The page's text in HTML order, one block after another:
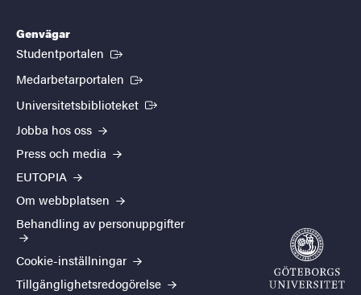
Genvägar
Studentportalen (Extern länk)
Medarbetarportalen (Extern länk)
Universitetsbiblioteket (Extern länk)
Jobba hos oss
Press och media
EUTOPIA
Om webbplatsen
Behandling av personuppgifter
Cookie-inställningar
Tillgänglighetsredogörelse